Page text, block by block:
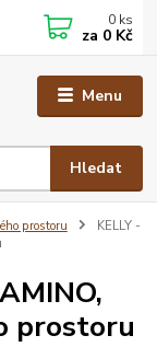
Menu
Hledat
0 ks
za 0 Kč
prostoru
KELLY -
prostoru